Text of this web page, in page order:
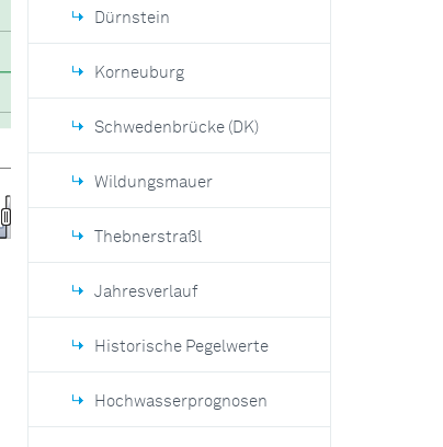
Dürnstein
Korneuburg
Schwedenbrücke (DK)
Wildungsmauer
Thebnerstraßl
Jahresverlauf
Historische Pegelwerte
Hochwasserprognosen